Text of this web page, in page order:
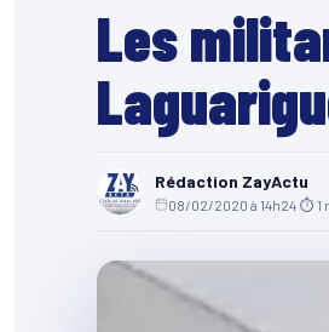
Les
Rédaction ZayActu
08/02/2020 à 14h24 ⏱ 1